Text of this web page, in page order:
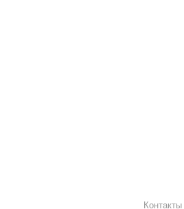
Контакты